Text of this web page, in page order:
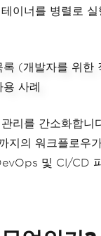
이너를 병렬로
리를 간소화합
지의 워크플로우
및 CI/CD